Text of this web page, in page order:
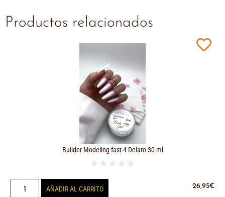
Productos relacionados
Builder Modeling fast 4 Delaro 30 ml
★ ★ ★ ★ ★
26,95€
AÑADIR AL CARRITO